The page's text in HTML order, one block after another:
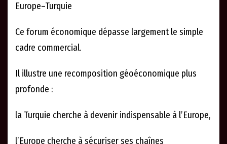
Europe–Turquie
Ce forum économique dépasse largement le simple
cadre commercial.
Il illustre une recomposition géoéconomique plus
profonde :
la Turquie cherche à devenir indispensable à l’Europe,
l’Europe cherche à sécuriser ses chaînes